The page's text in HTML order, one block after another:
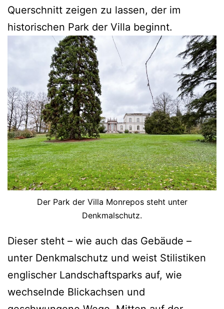
Querschnitt zeigen zu lassen, der im
historischen Park der Villa beginnt.
Der Park der Villa Monrepos steht unter
Denkmalschutz.
Dieser steht – wie auch das Gebäude –
unter Denkmalschutz und weist Stilistiken
englischer Landschaftsparks auf, wie
wechselnde Blickachsen und